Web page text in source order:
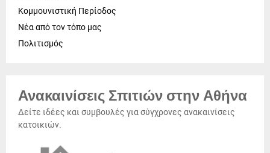
Κομμουνιστική Περίοδος
Νέα από τον τόπο μας
Πολιτισμός
Ανακαινίσεις Σπιτιών στην Αθήνα
Δείτε ιδέες και συμβουλές για σύγχρονες ανακαινίσεις
κατοικιών.